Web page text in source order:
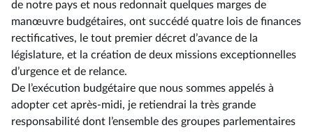
de notre pays et nous redonnait quelques marges de
manœuvre budgétaires, ont succédé quatre lois de finances
rectificatives, le tout premier décret d’avance de la
législature, et la création de deux missions exceptionnelles
d’urgence et de relance.
De l’exécution budgétaire que nous sommes appelés à
adopter cet après-midi, je retiendrai la très grande
responsabilité dont l’ensemble des groupes parlementaires